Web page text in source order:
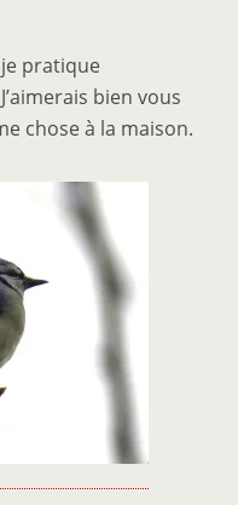
pratique
bien vous
chose à la maison.